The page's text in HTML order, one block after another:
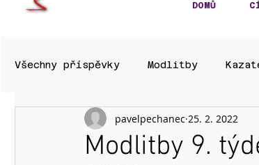
DOMŮ
Všechny příspěvky Modlitby
Modlitby 9.
pavelpechanec 25. 2. 2022